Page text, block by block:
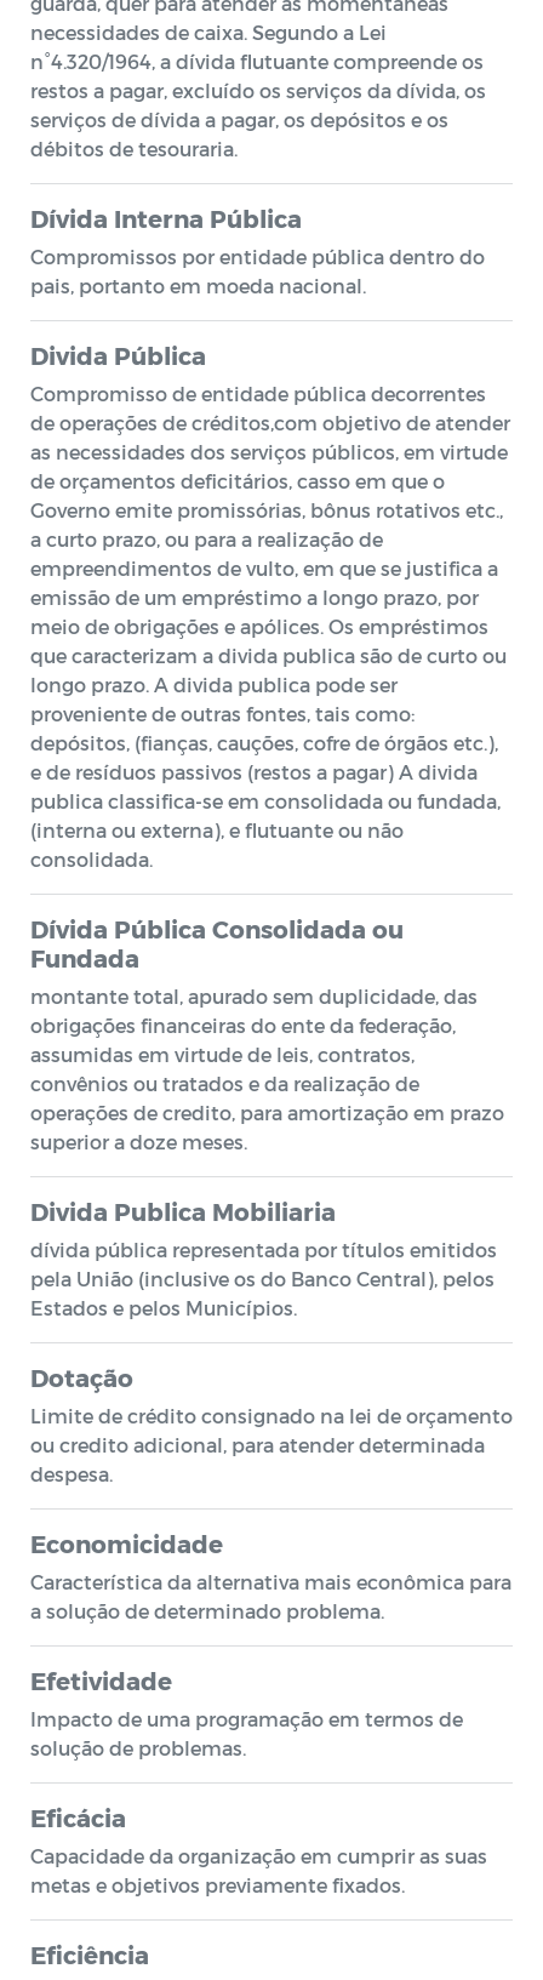
necessidades de caixa. Segundo a Lei
n°4.320/1964, a dívida flutuante compreende os
restos a pagar, excluído os serviços da dívida, os
serviços de dívida a pagar, os depósitos e os
débitos de tesouraria.
Dívida Interna Pública
Compromissos por entidade pública dentro do
pais, portanto em moeda nacional.
Divida Pública
Compromisso de entidade pública decorrentes
de operações de créditos,com objetivo de atender
as necessidades dos serviços públicos, em virtude
de orçamentos deficitários, casso em que o
Governo emite promissórias, bônus rotativos etc.,
a curto prazo, ou para a realização de
empreendimentos de vulto, em que se justifica a
emissão de um empréstimo a longo prazo, por
meio de obrigações e apólices. Os empréstimos
que caracterizam a divida publica são de curto ou
longo prazo. A divida publica pode ser
proveniente de outras fontes, tais como:
depósitos, (fianças, cauções, cofre de órgãos etc.),
e de resíduos passivos (restos a pagar) A divida
publica classifica-se em consolidada ou fundada,
(interna ou externa), e flutuante ou não
consolidada.
Dívida Pública Consolidada ou
Fundada
montante total, apurado sem duplicidade, das
obrigações financeiras do ente da federação,
assumidas em virtude de leis, contratos,
convênios ou tratados e da realização de
operações de credito, para amortização em prazo
superior a doze meses.
Divida Publica Mobiliaria
dívida pública representada por títulos emitidos
pela União (inclusive os do Banco Central), pelos
Estados e pelos Municípios.
Dotação
Limite de crédito consignado na lei de orçamento
ou credito adicional, para atender determinada
despesa.
Economicidade
Característica da alternativa mais econômica para
a solução de determinado problema.
Efetividade
Impacto de uma programação em termos de
solução de problemas.
Eficácia
Capacidade da organização em cumprir as suas
metas e objetivos previamente fixados.
Eficiência